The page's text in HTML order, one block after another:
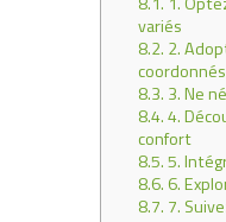
variés
8.2. 2.
coordonnés
8.3. 3. Ne
8.4.4.
confort
8.5.5.
8.6.6.
8.7. 7.